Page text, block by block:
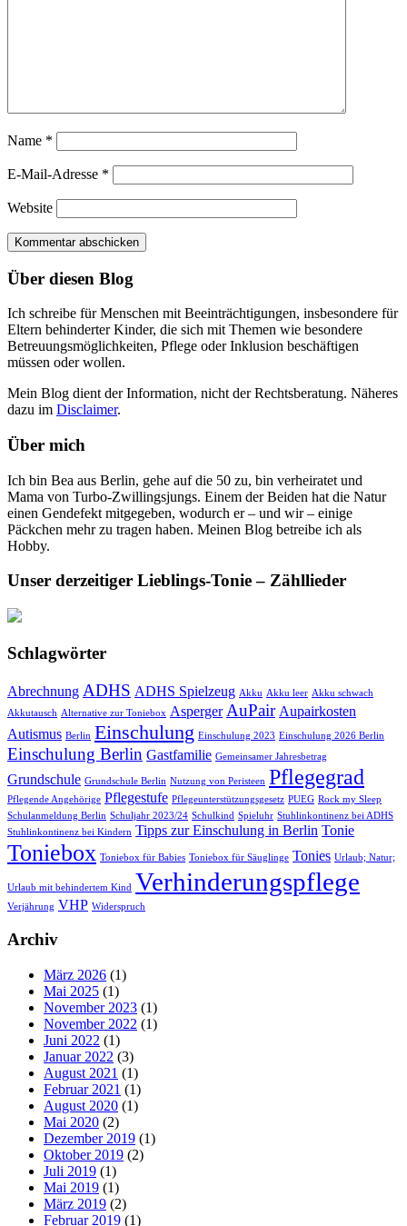
Name *
E-Mail-Adresse *
Website
Über diesen Blog
Ich schreibe für Menschen mit Beeinträchtigungen, insbesondere für
Eltern behinderter Kinder, die sich mit Themen wie besondere
Betreuungsmöglichkeiten, Pflege oder Inklusion beschäftigen
müssen oder wollen.
Mein Blog dient der Information, nicht der Rechtsberatung. Näheres
dazu im Disclaimer.
Über mich
Ich bin Bea aus Berlin, gehe auf die 50 zu, bin verheiratet und
Mama von Turbo-Zwillingsjungs. Einem der Beiden hat die Natur
einen Gendefekt mitgegeben, wodurch er – und wir – einige
Päckchen mehr zu tragen haben. Meinen Blog betreibe ich als
Hobby.
Unser derzeitiger Lieblings-Tonie – Zähllieder
Schlagwörter
Abrechnung ADHS ADHS Spielzeug Akku Akku leer Akku schwach
Akkutausch Alternative zur Toniebox Asperger AuPair Aupairkosten
Autismus Berlin Einschulung Einschulung 2023 Einschulung 2026 Berlin
Einschulung Berlin Gastfamilie Gemeinsamer Jahresbetrag
Grundschule Grundschule Berlin Nutzung von Peristeen Pflegegrad
Pflegende Angehörige Pflegestufe Pflegeunterstützungsgesetz PUEG Rock my Sleep
Schulanmeldung Berlin Schuljahr 2023/24 Schulkind Spieluhr Stuhlinkontinenz bei ADHS
Stuhlinkontinenz bei Kindern Tipps zur Einschulung in Berlin Tonie
Toniebox Toniebox für Babies Toniebox für Säuglinge Tonies Urlaub; Natur;
Urlaub mit behindertem Kind Verhinderungspflege
Verjährung VHP Widerspruch
Archiv
März 2026 (1)
Mai 2025 (1)
November 2023 (1)
November 2022 (1)
Juni 2022 (1)
Januar 2022 (3)
August 2021 (1)
Februar 2021 (1)
August 2020 (1)
Mai 2020 (2)
Dezember 2019 (1)
Oktober 2019 (2)
Juli 2019 (1)
Mai 2019 (1)
März 2019 (2)
Februar 2019 (1)